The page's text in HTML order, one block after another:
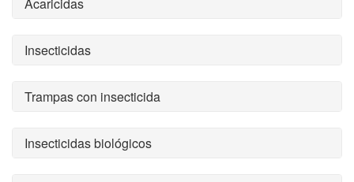
Insecticidas
Trampas con insecticida
Insecticidas biológicos